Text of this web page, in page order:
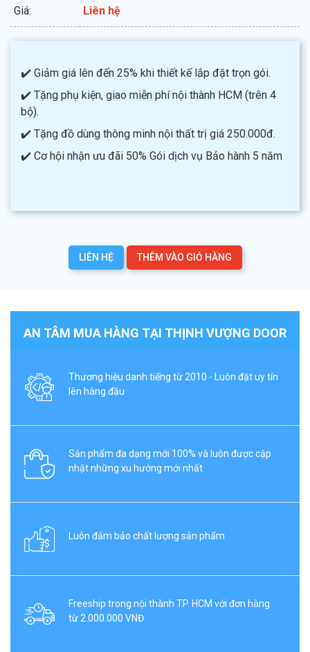
Giá: Liên hệ
✔️ Giảm giá lên đến 25% khi thiết kế lắp đặt trọn gói.
✔️ Tặng phụ kiện, giao miễn phí nội thành HCM (trên 4
bộ).
✔️ Tặng đồ dùng thông minh nội thất trị giá 250.000đ.
✔️ Cơ hội nhận ưu đãi 50% Gói dịch vụ Bảo hành 5 năm
LIÊN HỆ THÊM VÀO GIỎ HÀNG
AN TÂM MUA HÀNG TẠI THỊNH VƯỢNG DOOR
Thương hiệu danh tiếng từ 2010 - Luôn đặt uy tín
lên hàng đầu
Sản phẩm đa dạng mới 100% và luôn được cập
nhật những xu hướng mới nhất
Luôn đảm bảo chất lượng sản phẩm
Freeship trong nội thành TP. HCM với đơn hàng
từ 2.000.000 VNĐ